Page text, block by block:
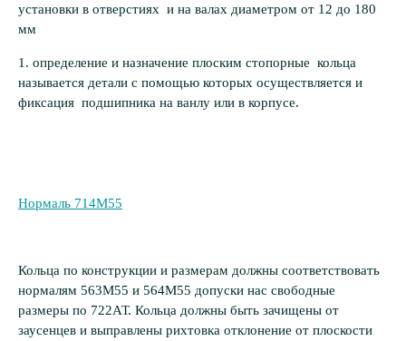
установки в отверстиях и на валах диаметром от 12 до 180
мм
1. определение и назначение плоским стопорные кольца
называется детали с помощью которых осуществляется и
фиксация подшипника на ванлу или в корпусе.
Нормаль 714М55
Кольца по конструкции и размерам должны соответствовать
нормалям 563М55 и 564М55 допуски нас свободные
размеры по 722АТ. Кольца должны быть зачищены от
заусенцев и выправлены рихтовка отклонение от плоскости